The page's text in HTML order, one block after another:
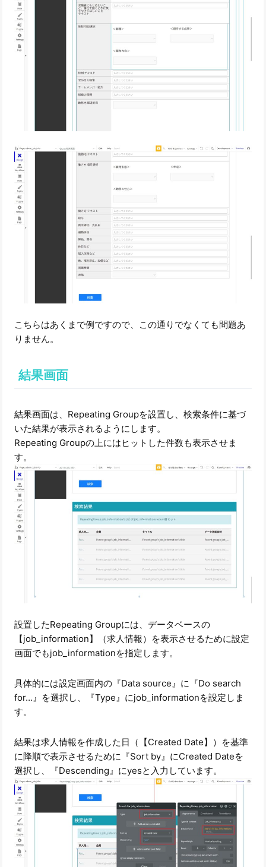
こちらはあくまで例ですので、この通りでなくても問題あ
りません。
結果画面
結果画面は、Repeating Groupを設置し、検索条件に基づ
いた結果が表示されるようにします。
Repeating Groupの上にはヒットした件数も表示させま
す。
設置したRepeating Groupには、データベースの
【job_information】（求人情報）を表示させるために設定
画面でもjob_informationを指定します。
具体的には設定画面内の『Data source』に『Do search
for…』を選択し、『Type』にjob_informationを設定しま
す。
結果は求人情報を作成した日（【Created Date】）を基準
に降順で表示させるために『Sort by』にCreated Dateを
選択し、『Descending』にyesと入力しています。